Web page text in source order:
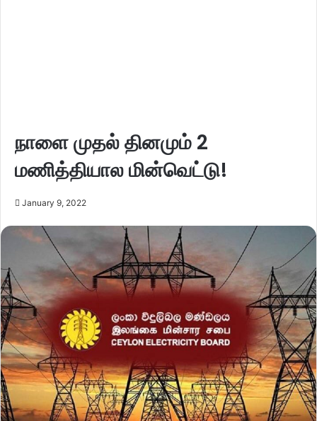
நாளை முதல் தினமும் 2
மணித்தியால மின்வெட்டு!
January 9, 2022